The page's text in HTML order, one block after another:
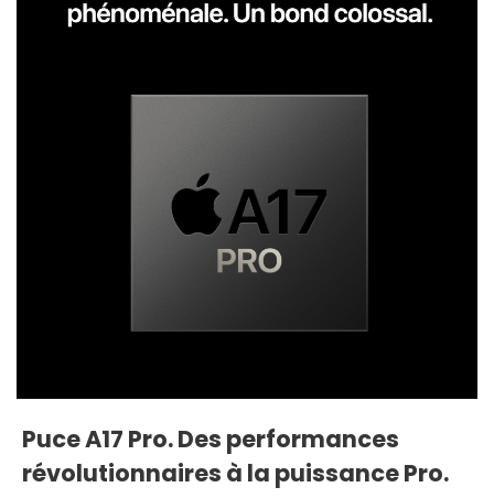
Puce A17 Pro. Des performances
révolutionnaires à la puissance Pro.